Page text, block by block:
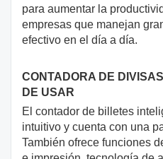
para aumentar la
empresas que manejan
efectivo en el día a día.
CONTADORA DE
DE USAR
El contador de billetes
intuitivo y cuenta con una
También ofrece funciones